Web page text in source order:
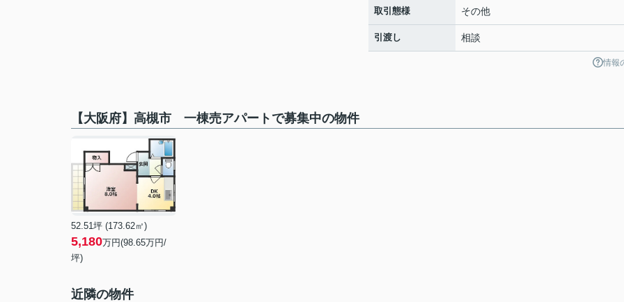
取引態様 その他
引渡し 相談
情報
【大阪府】高槻市 一棟売アパートで募集中の物件
52.51坪 (173.62㎡)
5,180万円(98.65万円/
坪)
近隣の物件